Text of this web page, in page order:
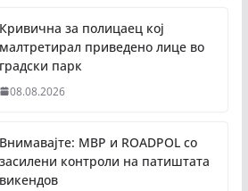
Кривична за полицаец кој
малтретирал приведено лице во
градски парк
08.08.2026
Внимавајте: МВР и ROADPOL со
засилени контроли на патиштата
викендов